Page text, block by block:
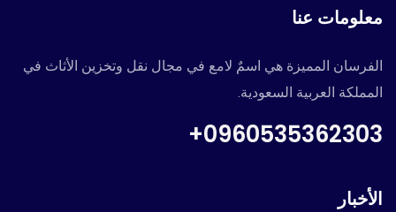
معلومات عنا
الفرسان المميزة هي اسمٌ لامع في مجال نقل وتخزين الأثاث في
المملكة العربية السعودية.
0960535362303+
الأخبار